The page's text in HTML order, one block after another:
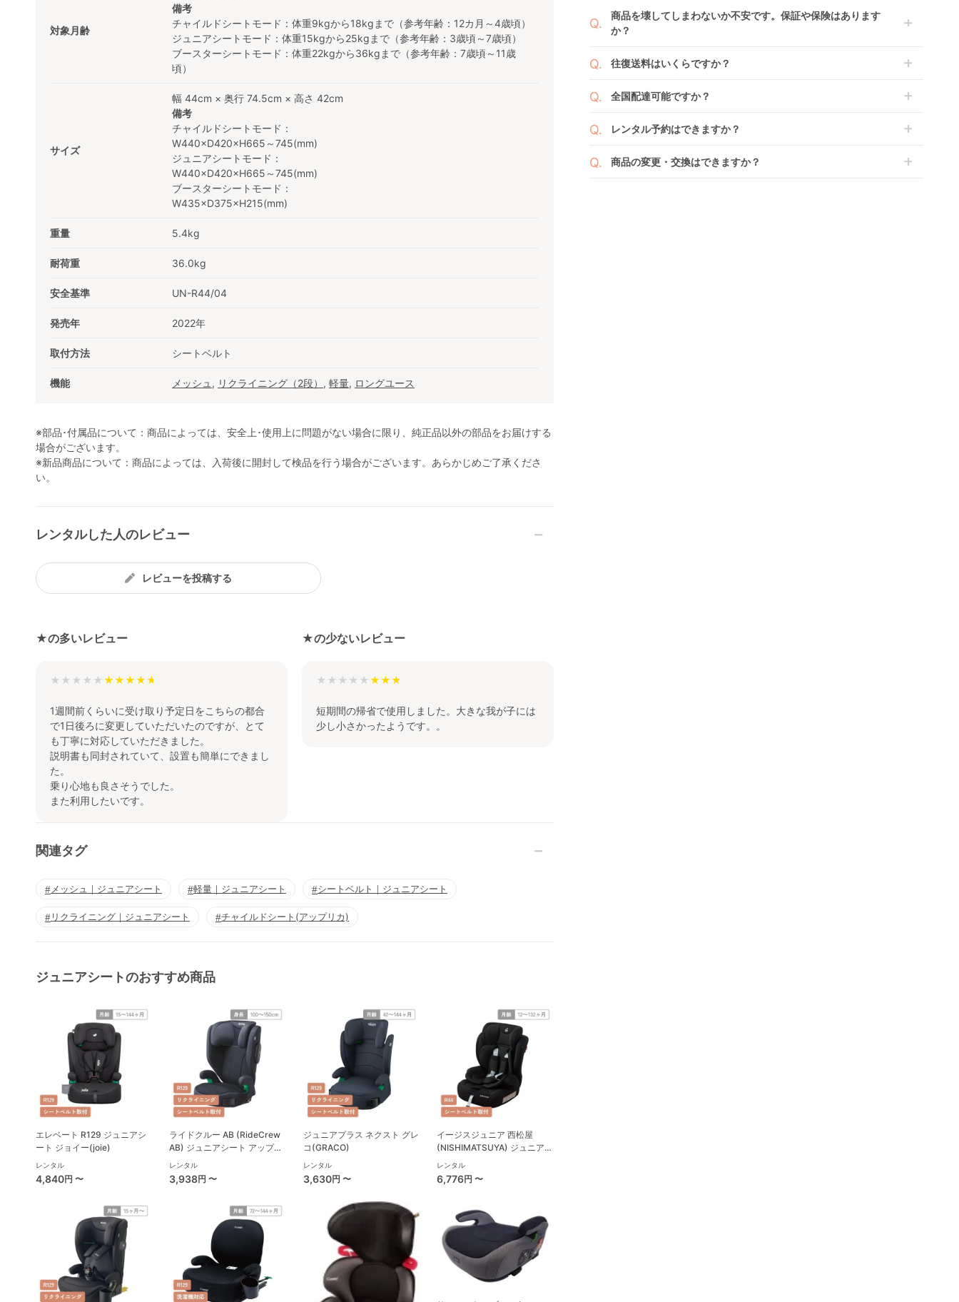
くか、もしくは6ヶ月レンタルご注文の上で、早期にご返却くださ
い。
す。
新品商品はメーカーから仕入れた状態のものをお送りします。商品に
ます。
ざいます。その際、メーカーの都合によっては、表示されているお届
せていただく場合がございます。あらかじめご了承ください。
す。
商品を壊してしまわないか不安です。保証や保険はあります
か？
ご注文時に商品と一緒にカートへ入れ安心補償オプションをご購入く
２つのプランごとに補償内容は異なります。
往復送料はいくらですか？
ページから住所を入力すると送料が確認いただけます。
全国配達可能ですか？
※空港への配達はご対応できかねますのであらかじめご了承くださ
レンタル予約はできますか？
商品のご注文時にご希望のお日にちに配送日指定をしてください。レ
商品の変更・交換はできますか？
対象月齢
備考
チャイルドシートモード：体重9kgから18kgまで（参考年齢：12カ月～4歳頃）
ジュニアシートモード：体重15kgから25kgまで（参考年齢：3歳頃～7歳頃）
ブースターシートモード：体重22kgから36kgまで（参考年齢：7歳頃～11歳
頃）
サイズ
幅 44cm × 奥行 74.5cm × 高さ 42cm
備考
チャイルドシートモード：
W440×D420×H665～745(mm)
ジュニアシートモード：
W440×D420×H665～745(mm)
ブースターシートモード：
W435×D375×H215(mm)
重量 5.4kg
耐荷重 36.0kg
安全基準 UN-R44/04
発売年 2022年
取付方法 シートベルト
機能 メッシュ , リクライニング（2段） , 軽量, ロングユース
※部品･付属品について：商品によっては、安全上･使用上に問題がない場合に限り、純正品以外の部品をお届けする
場合がございます。
※新品商品について：商品によっては、入荷後に開封して検品を行う場合がございます。あらかじめご了承くださ
い。
レンタルした人のレビュー
レビューを投稿する
★の多いレビュー
★★★★★
1週間前くらいに受け取り予定日をこちらの都合
で1日後ろに変更していただいたのですが、とて
も丁寧に対応していただきました。
説明書も同封されていて、設置も簡単にできまし
た。
乗り心地も良さそうでした。
また利用したいです。
★の少ないレビュー
★★★★★
短期間の帰省で使用しました。大きな我が子には
少し小さかったようです。。
関連タグ
メッシュ｜ジュニアシート 軽量｜ジュニアシート シートベルト｜ジュニアシート
リクライニング｜ジュニアシート チャイルドシート(アップリカ)
ジュニアシートのおすすめ商品
エレベート R129 ジュニアシ
ート ジョイー(joie)
レンタル
4,840円 〜
ライドクルー AB (RideCrew
AB) ジュニアシート アップリ
カ(Aprica)
レンタル
3,938円 〜
ジュニアプラス ネクスト グレ
コ(GRACO)
レンタル
3,630円 〜
イージスジュニア 西松屋
(NISHIMATSUYA) ジュニアシ
ート
レンタル
6,776円 〜